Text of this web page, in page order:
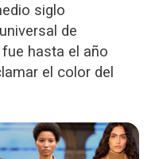
siglo
de
hasta el año
el color del